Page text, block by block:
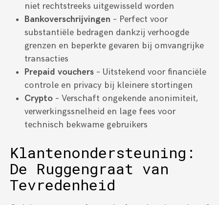
niet rechtstreeks uitgewisseld worden
Bankoverschrijvingen – Perfect voor
substantiële bedragen dankzij verhoogde
grenzen en beperkte gevaren bij omvangrijke
transacties
Prepaid vouchers – Uitstekend voor financiële
controle en privacy bij kleinere stortingen
Crypto – Verschaft ongekende anonimiteit,
verwerkingssnelheid en lage fees voor
technisch bekwame gebruikers
Klantenondersteuning:
De Ruggengraat van
Tevredenheid